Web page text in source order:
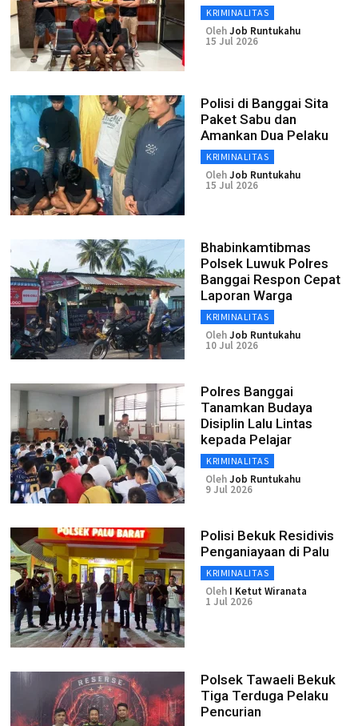
KRIMINALITAS
OlehJob Runtukahu
15 Jul 2026
Polisi di Banggai Sita
Paket Sabu dan
Amankan Dua Pelaku
KRIMINALITAS
OlehJob Runtukahu
15 Jul 2026
Bhabinkamtibmas
Polsek Luwuk Polres
Banggai Respon Cepat
Laporan Warga
KRIMINALITAS
OlehJob Runtukahu
10 Jul 2026
Polres Banggai
Tanamkan Budaya
Disiplin Lalu Lintas
kepada Pelajar
KRIMINALITAS
OlehJob Runtukahu
9 Jul 2026
Polisi Bekuk Residivis
Penganiayaan di Palu
KRIMINALITAS
Oleh I Ketut Wiranata
1 Jul 2026
Polsek Tawaeli Bekuk
Tiga Terduga Pelaku
Pencurian